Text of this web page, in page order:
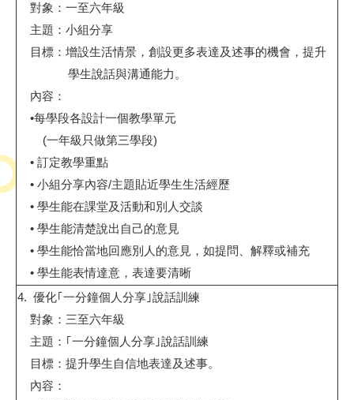
對象：一至六年級
主題：小組分享
目標：增設生活情景，創設更多表達及述事的機會，提升
學生說話與溝通能力。
內容：
•每學段各設計一個教學單元
(一年級只做第三學段)
• 訂定教學重點
• 小組分享內容/主題貼近學生生活經歷
• 學生能在課堂及活動和別人交談
• 學生能清楚說出自己的意見
• 學生能恰當地回應別人的意見，如提問、解釋或補充
• 學生能表情達意，表達要清晰
4. 優化｢一分鐘個人分享｣說話訓練
對象：三至六年級
主題：｢一分鐘個人分享｣說話訓練
目標：提升學生自信地表達及述事。
內容：